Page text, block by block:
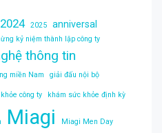
2024 2025 anniversal
kỷ niệm thành lập công ty
thông tin
miền Nam giải đấu nội bộ
công ty khám sức khỏe định kỳ
Miagi Miagi Men Day